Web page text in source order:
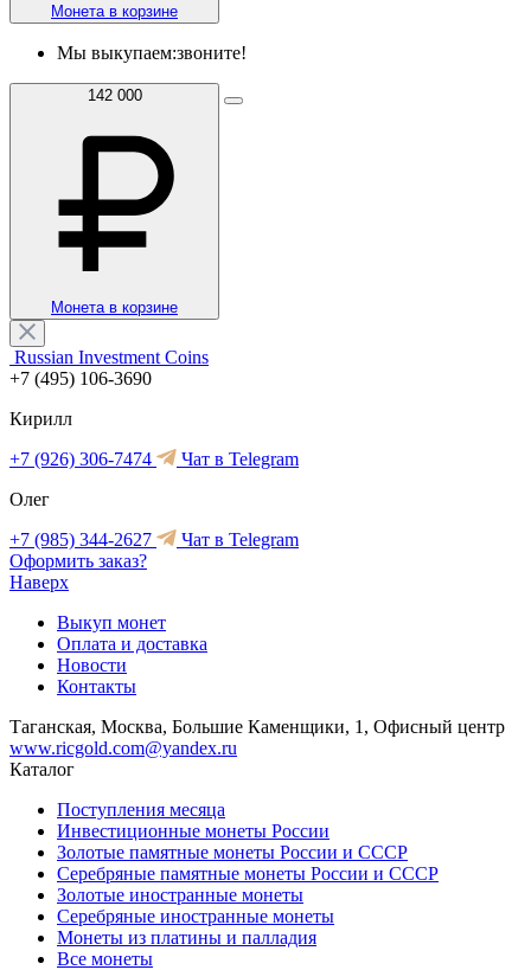
Монета в корзине
Мы выкупаем:звоните!
142 000
Монета в корзине
Russian Investment Coins
+7 (495) 106-3690
Кирилл
+7 (926) 306-7474
Чат в Telegram
Олег
+7 (985) 344-2627
Чат в Telegram
Оформить заказ?
Наверх
Выкуп монет
Оплата и доставка
Новости
Контакты
Таганская, Москва, Большие Каменщики, 1, Офисный центр
www.ricgold.com@yandex.ru
Каталог
Поступления месяца
Инвестиционные монеты России
Золотые памятные монеты России и СССР
Серебряные памятные монеты России и СССР
Золотые иностранные монеты
Серебряные иностранные монеты
Монеты из платины и палладия
Все монеты